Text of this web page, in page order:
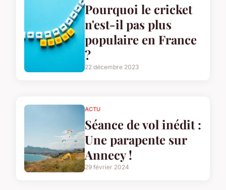
Pourquoi le cricket
n'est-il pas plus
populaire en France
?
22 décembre 2023
ACTU
Séance de vol inédit :
Une parapente sur
Annecy !
29 février 2024